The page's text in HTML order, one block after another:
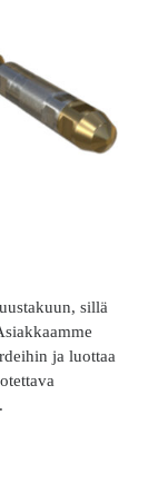
sillä
ja luottaa